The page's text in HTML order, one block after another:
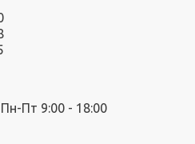
Пт 9:00 - 18:00